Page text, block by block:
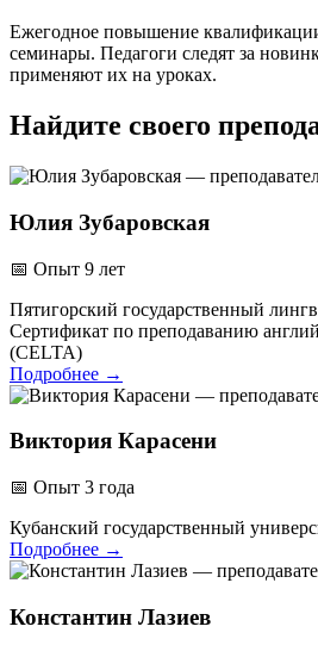
Ежегодное повышение
семинары. Педагоги следят за
применяют их на уроках.
Найдите своего
Юлия Зубаровская
📅 Опыт 9 лет
Пятигорский государственный
Сертификат по преподаванию
(CELTA)
Подробнее →
Виктория Карасени
📅 Опыт 3 года
Кубанский государственный
Подробнее →
Константин Лазиев